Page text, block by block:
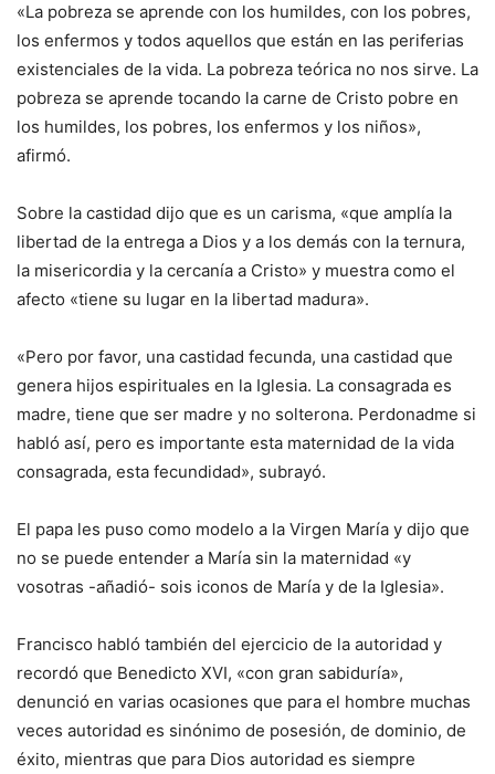
«La pobreza se aprende con los humildes, con los pobres,
los enfermos y todos aquellos que están en las periferias
existenciales de la vida. La pobreza teórica no nos sirve. La
pobreza se aprende tocando la carne de Cristo pobre en
los humildes, los pobres, los enfermos y los niños»,
afirmó.
Sobre la castidad dijo que es un carisma, «que amplía la
libertad de la entrega a Dios y a los demás con la ternura,
la misericordia y la cercanía a Cristo» y muestra como el
afecto «tiene su lugar en la libertad madura».
«Pero por favor, una castidad fecunda, una castidad que
genera hijos espirituales en la Iglesia. La consagrada es
madre, tiene que ser madre y no solterona. Perdonadme si
habló así, pero es importante esta maternidad de la vida
consagrada, esta fecundidad», subrayó.
El papa les puso como modelo a la Virgen María y dijo que
no se puede entender a María sin la maternidad «y
vosotras -añadió- sois iconos de María y de la Iglesia».
Francisco habló también del ejercicio de la autoridad y
recordó que Benedicto XVI, «con gran sabiduría»,
denunció en varias ocasiones que para el hombre muchas
veces autoridad es sinónimo de posesión, de dominio, de
éxito, mientras que para Dios autoridad es siempre